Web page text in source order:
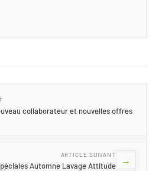
collaborateur et nouvelles offres
→
ARTICLE SUIVANT
Automne Lavage Attitude